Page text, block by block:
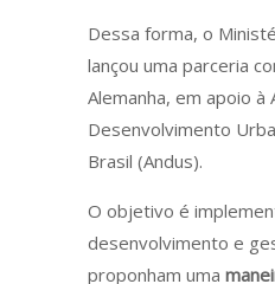
Dessa forma, o
lançou uma parceria
Alemanha, em apoio à
Desenvolvimento
Brasil (Andus).
O objetivo é
desenvolvimento e
proponham uma